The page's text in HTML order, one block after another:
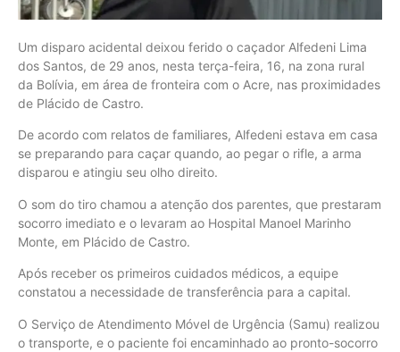
Um disparo acidental deixou ferido o caçador Alfedeni Lima
dos Santos, de 29 anos, nesta terça-feira, 16, na zona rural
da Bolívia, em área de fronteira com o Acre, nas proximidades
de Plácido de Castro.
De acordo com relatos de familiares, Alfedeni estava em casa
se preparando para caçar quando, ao pegar o rifle, a arma
disparou e atingiu seu olho direito.
O som do tiro chamou a atenção dos parentes, que prestaram
socorro imediato e o levaram ao Hospital Manoel Marinho
Monte, em Plácido de Castro.
Após receber os primeiros cuidados médicos, a equipe
constatou a necessidade de transferência para a capital.
O Serviço de Atendimento Móvel de Urgência (Samu) realizou
o transporte, e o paciente foi encaminhado ao pronto-socorro